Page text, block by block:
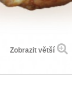
Zobrazit větší